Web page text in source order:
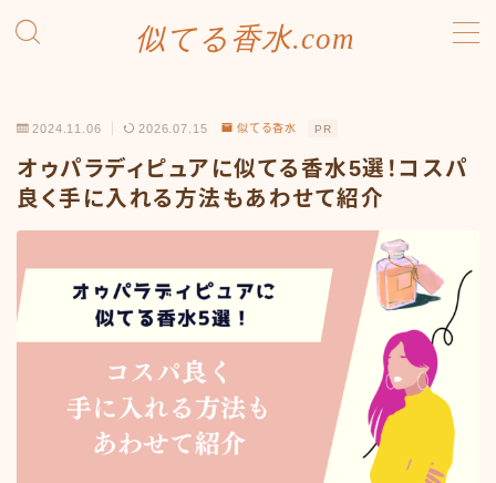
似てる香水.com
お問い合わせ
プライバシーポリシー
利用規約／特定商取引法に基づく表記
有料記事の決済完了ページ
2024.11.06 2026.07.15 似てる香水 PR
オゥパラディピュアに似てる香水5選！コスパ
良く手に入れる方法もあわせて紹介